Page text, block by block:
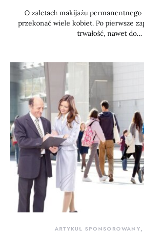
O zaletach makijażu permanentnego
przekonać wiele kobiet. Po pierwsze
trwałość, nawet do…
ARTYKUŁ SPONSOROWANY